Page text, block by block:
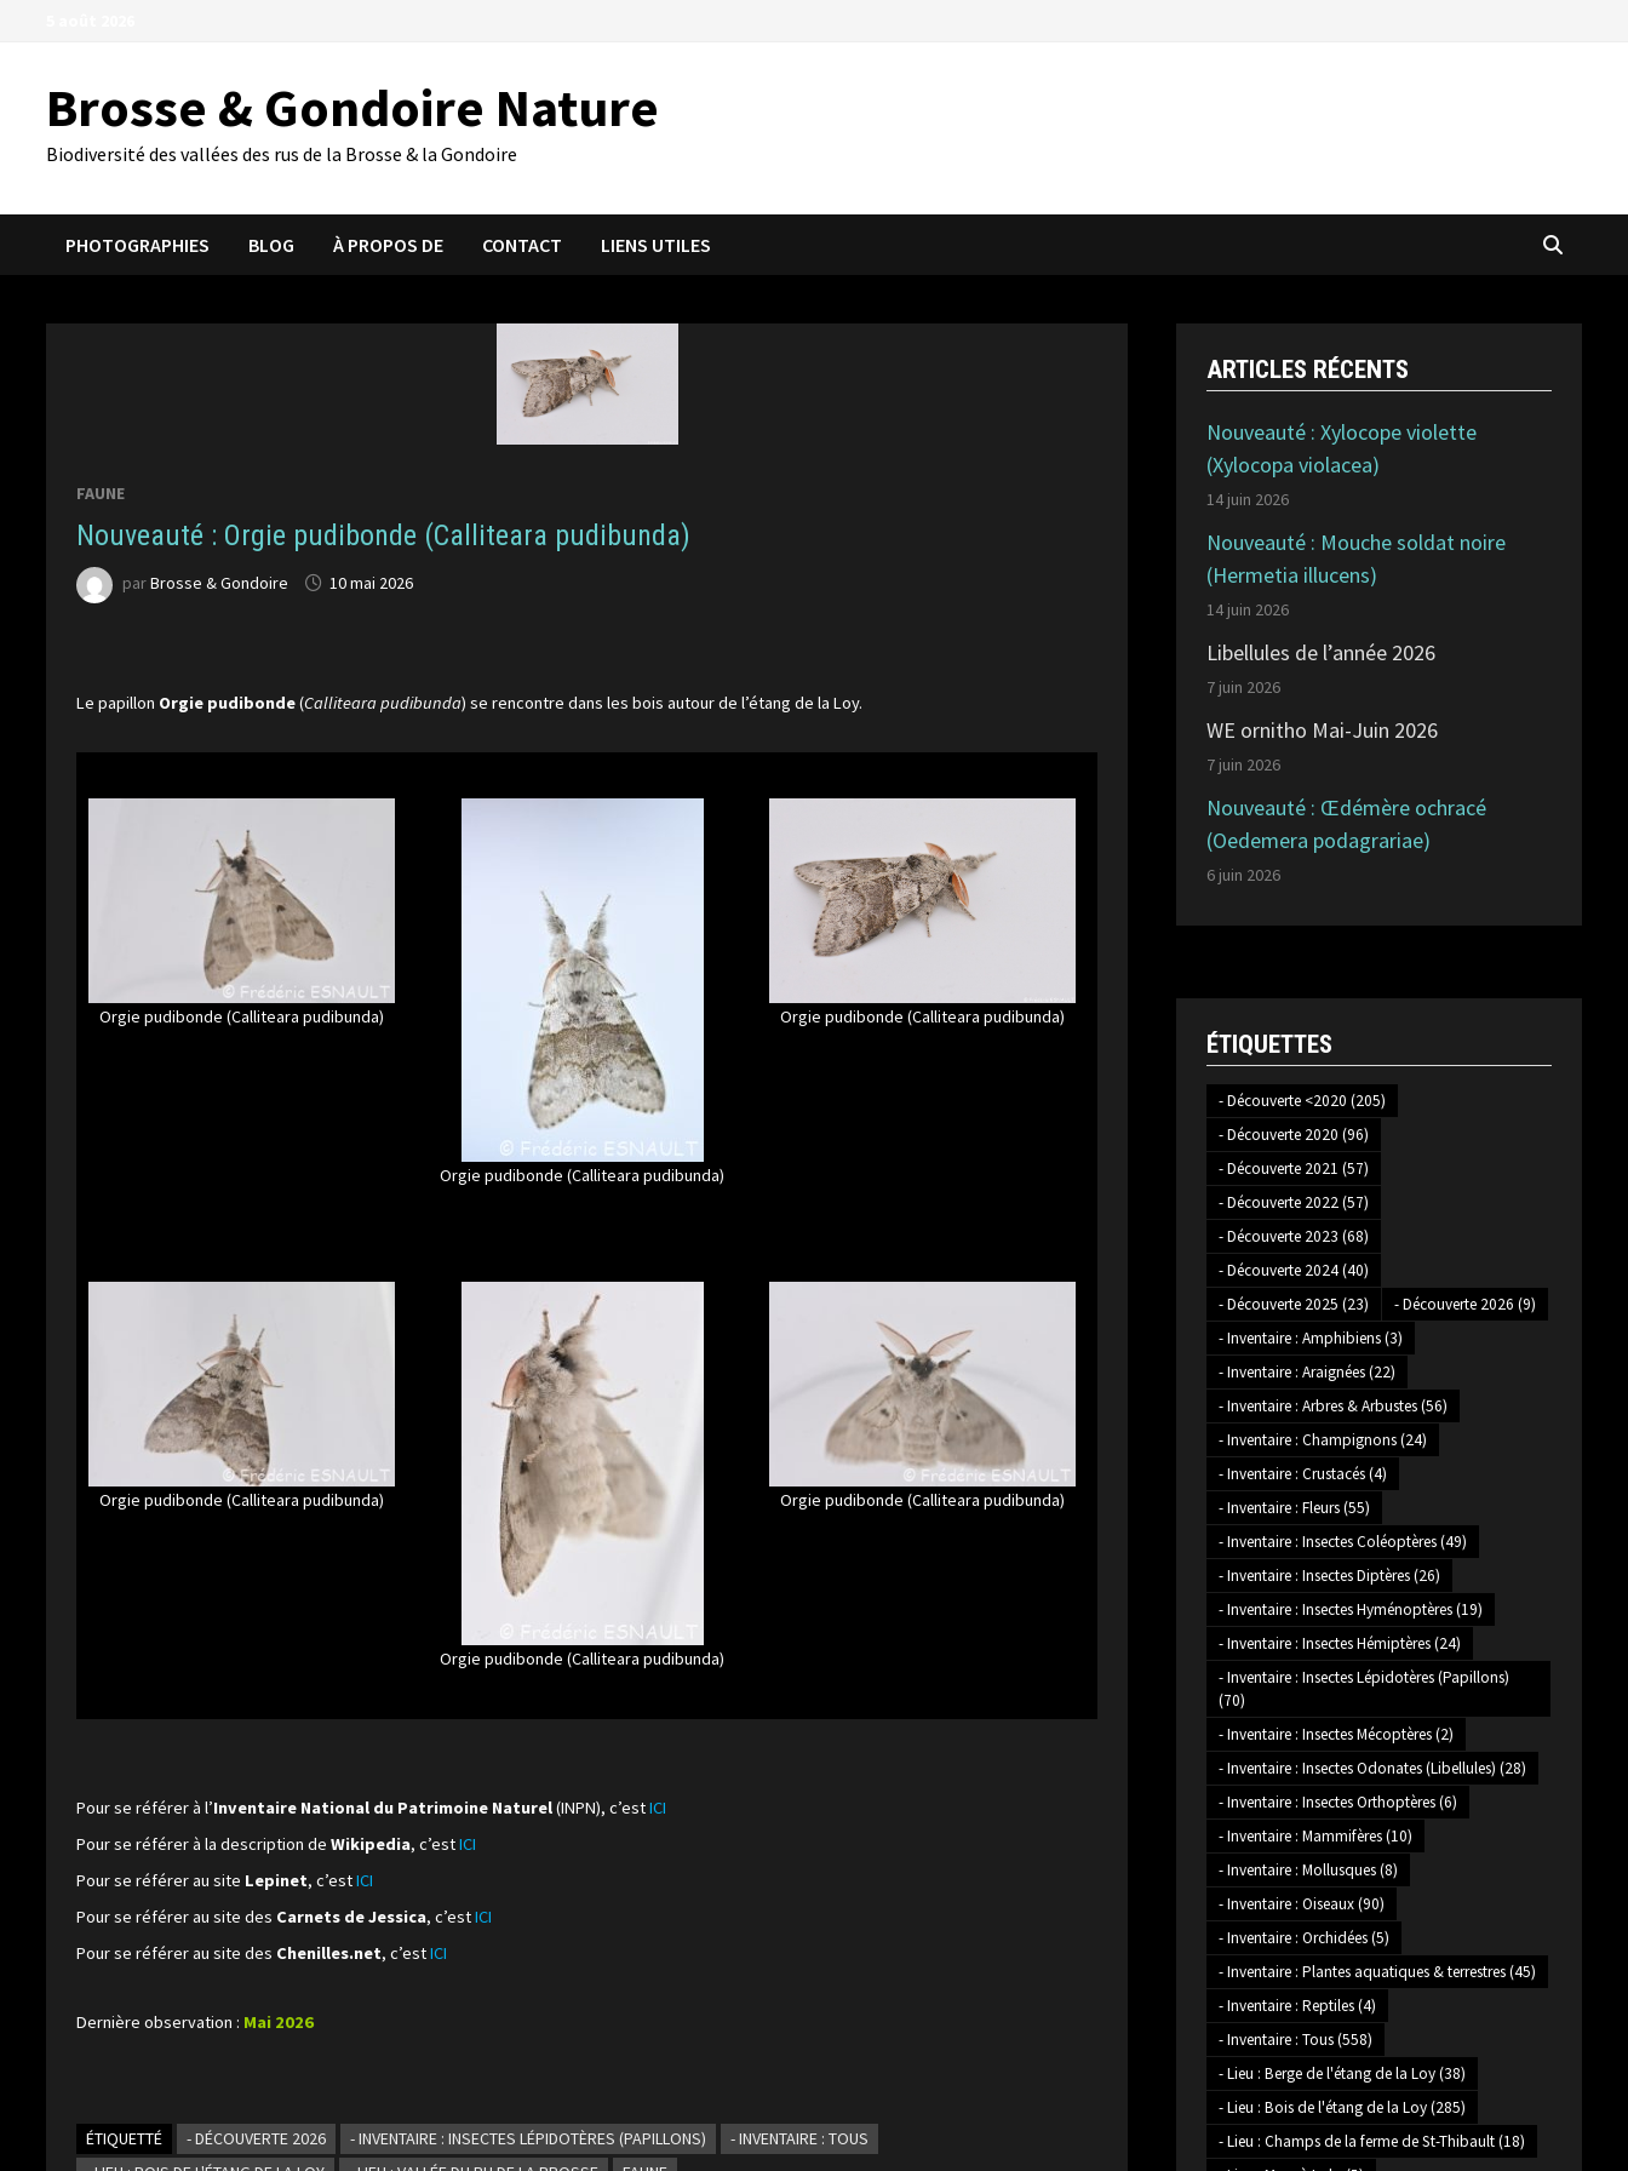
Brosse & Gondoire Nature
Biodiversité des vallées des rus de la Brosse & la Gondoire
PHOTOGRAPHIES BLOG À PROPOS DE CONTACT LIENS UTILES
FAUNE
Nouveauté : Orgie pudibonde (Calliteara pudibunda)
parBrosse & Gondoire 10 mai 2026
Le papillon Orgie pudibonde(Calliteara pudibunda) se rencontre dans les bois autour de l’étang de la Loy.
Orgie pudibonde (Calliteara pudibunda)
Orgie pudibonde (Calliteara pudibunda)
Orgie pudibonde (Calliteara pudibunda)
Orgie pudibonde (Calliteara pudibunda)
Orgie pudibonde (Calliteara pudibunda)
Orgie pudibonde (Calliteara pudibunda)
Pour se référer à l’Inventaire National du Patrimoine Naturel(INPN), c’estICI
Pour se référer à la description deWikipedia, c’estICI
Pour se référer au site Lepinet, c’estICI
Pour se référer au site des Carnets de Jessica, c’estICI
Pour se référer au site des Chenilles.net, c’estICI
Dernière observation : Mai 2026
ÉTIQUETTÉ - DÉCOUVERTE 2026 - INVENTAIRE : INSECTES LÉPIDOTÈRES (PAPILLONS)
- INVENTAIRE : TOUS
ARTICLES RÉCENTS
Nouveauté : Xylocope violette
(Xylocopa violacea)
14 juin 2026
Nouveauté : Mouche soldat noire
(Hermetia illucens)
14 juin 2026
Libellules de l’année 2026
7 juin 2026
WE ornitho Mai-Juin 2026
7 juin 2026
Nouveauté : Œdémère ochracé
(Oedemera podagrariae)
6 juin 2026
ÉTIQUETTES
- Découverte <2020 (205)
- Découverte 2020 (96)
- Découverte 2021 (57)
- Découverte 2022(57)
- Découverte 2023 (68)
- Découverte 2024(40)
- Découverte 2025 (23) - Découverte 2026 (9)
- Inventaire : Amphibiens(3)
- Inventaire : Araignées(22)
- Inventaire : Arbres & Arbustes(56)
- Inventaire : Champignons(24)
- Inventaire : Crustacés(4)
- Inventaire : Fleurs(55)
- Inventaire : Insectes Coléoptères(49)
- Inventaire : Insectes Diptères(26)
- Inventaire : Insectes Hyménoptères(19)
- Inventaire : Insectes Hémiptères(24)
- Inventaire : Insectes Lépidotères (Papillons)
(70)
- Inventaire : Insectes Mécoptères(2)
- Inventaire : Insectes Odonates (Libellules) (28)
- Inventaire : Insectes Orthoptères(6)
- Inventaire : Mammifères(10)
- Inventaire : Mollusques(8)
- Inventaire : Oiseaux(90)
- Inventaire : Orchidées(5)
- Inventaire : Plantes aquatiques & terrestres(45)
- Inventaire : Reptiles(4)
- Inventaire : Tous(558)
- Lieu : Berge de l'étang de la Loy(38)
- Lieu : Bois de l'étang de la Loy(285)
- Lieu : Champs de la ferme de St-Thibault(18)